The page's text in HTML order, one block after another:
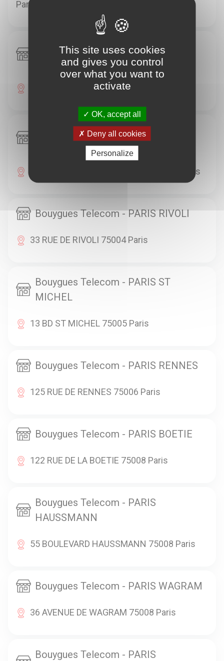
Paris
Bouygues Telecom - PARIS
COSSONNERIE
10 RUE DE LA COSSONNERIE 75001 Paris
Bouygues Telecom - PARIS FORUM
DES HALLES
FORUM NIV -3 48 R LA BOUCLE 75001 Paris
Bouygues Telecom - PARIS RIVOLI
33 RUE DE RIVOLI 75004 Paris
Bouygues Telecom - PARIS ST
MICHEL
13 BD ST MICHEL 75005 Paris
Bouygues Telecom - PARIS RENNES
125 RUE DE RENNES 75006 Paris
Bouygues Telecom - PARIS BOETIE
122 RUE DE LA BOETIE 75008 Paris
Bouygues Telecom - PARIS
HAUSSMANN
55 BOULEVARD HAUSSMANN 75008 Paris
Bouygues Telecom - PARIS WAGRAM
36 AVENUE DE WAGRAM 75008 Paris
Bouygues Telecom - PARIS
This site uses cookies
and gives you control
over what you want to
activate
OK, accept all
Deny all cookies
Personalize